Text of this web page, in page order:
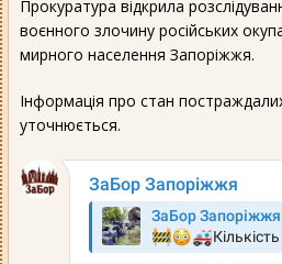
Прокуратура відкрила
воєнного злочину російських
мирного населення Запоріжжя.
Інформація про стан
уточнюється.